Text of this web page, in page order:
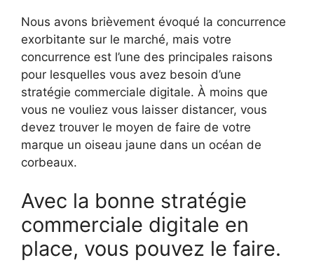
Nous avons brièvement évoqué la concurrence
exorbitante sur le marché, mais votre
concurrence est l’une des principales raisons
pour lesquelles vous avez besoin d’une
stratégie commerciale digitale. À moins que
vous ne vouliez vous laisser distancer, vous
devez trouver le moyen de faire de votre
marque un oiseau jaune dans un océan de
corbeaux.
Avec la bonne stratégie
commerciale digitale en
place, vous pouvez le faire.